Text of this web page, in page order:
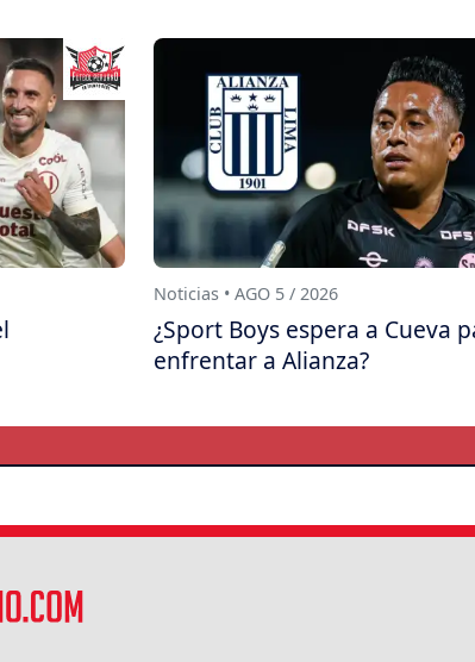
Noticias • AGO 5 / 2026
¿Sport Boys espera a Cueva
enfrentar a Alianza?